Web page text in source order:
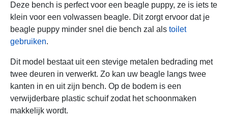
Deze bench is perfect voor een beagle puppy, ze is iets te
klein voor een volwassen beagle. Dit zorgt ervoor dat je
beagle puppy minder snel die bench zal als toilet
gebruiken.
Dit model bestaat uit een stevige metalen bedrading met
twee deuren in verwerkt. Zo kan uw beagle langs twee
kanten in en uit zijn bench. Op de bodem is een
verwijderbare plastic schuif zodat het schoonmaken
makkelijk wordt.